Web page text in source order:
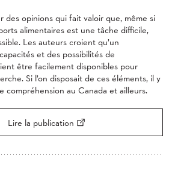
des opinions qui fait valoir que, même si
alimentaires est une tâche difficile,
Les auteurs croient qu’un
et des possibilités de
être facilement disponibles pour
Si l’on disposait de ces éléments, il y
compréhension au Canada et ailleurs.
Lire la publication